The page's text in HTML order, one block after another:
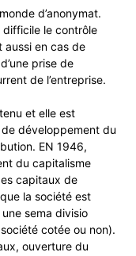
d’anonymat.
difficile le contrôle
aussi en cas de
prise de
de l’entreprise.
et elle est
de développement du
EN 1946,
du capitalisme
capitaux de
la société est
sema divisio
cotée ou non).
ouverture du